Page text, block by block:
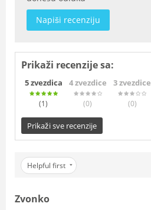
Napiši recenziju
Prikaži recenzije sa:
5 zvezdica
(1)
4 zvezdice
(0)
3 zvezdice
(0)
Prikaži sve recenzije
Helpful first
Zvonko